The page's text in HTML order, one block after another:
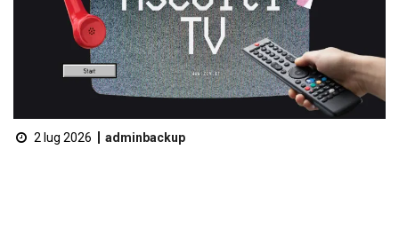
2 lug 2026 adminbackup